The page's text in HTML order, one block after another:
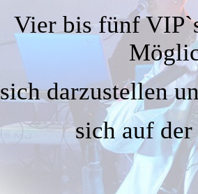
Vier bis fünf
sich darzustellen
sich auf